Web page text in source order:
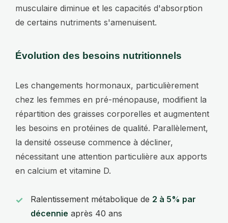
musculaire diminue et les capacités d'absorption
de certains nutriments s'amenuisent.
Évolution des besoins nutritionnels
Les changements hormonaux, particulièrement
chez les femmes en pré-ménopause, modifient la
répartition des graisses corporelles et augmentent
les besoins en protéines de qualité. Parallèlement,
la densité osseuse commence à décliner,
nécessitant une attention particulière aux apports
en calcium et vitamine D.
Ralentissement métabolique de 2 à 5% par
décennie après 40 ans